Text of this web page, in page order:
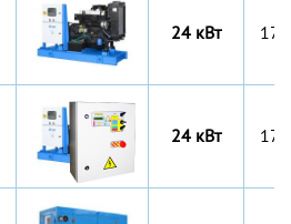
24 кВт
24 кВт